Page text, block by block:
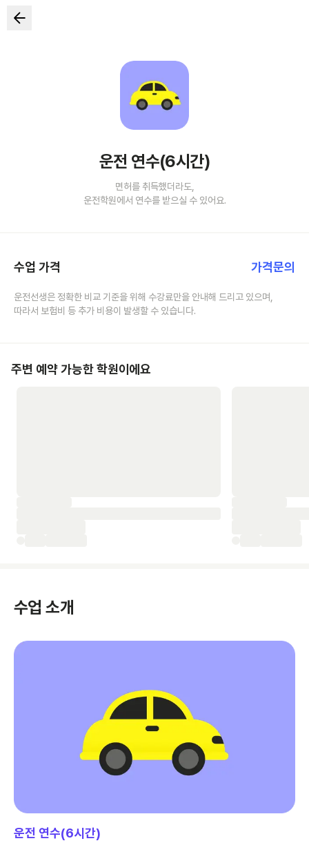
운전 연수(6시간)
면허를 취득했더라도,
운전학원에서 연수를 받으실 수 있어요.
수업 가격 가격문의
운전선생은 정확한 비교 기준을 위해 수강료만을 안내해 드리고 있으며,
따라서 보험비 등 추가 비용이 발생할 수 있습니다.
주변 예약 가능한 학원이에요
수업 소개
운전 연수(6시간)